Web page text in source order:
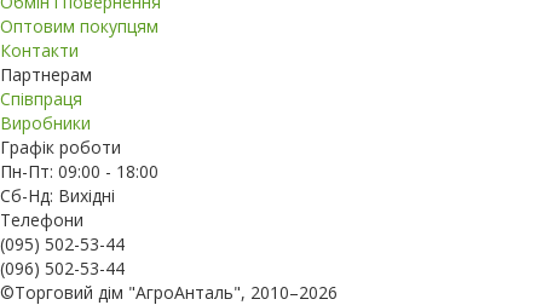
Оптовим покупцям
Контакти
Партнерам
Співпраця
Виробники
Графік роботи
Пн-Пт: 09:00 - 18:00
Сб-Нд: Вихідні
Телефони
(095) 502-53-44
(096) 502-53-44
©Торговий дім "АгроАнталь", 2010–2026